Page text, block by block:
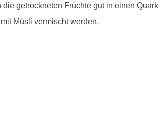
getrockneten Früchte gut in einen Quark
Müsli vermischt werden.